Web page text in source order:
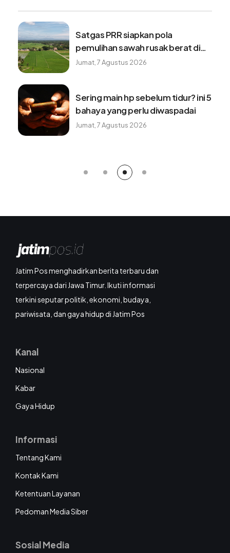
Satgas PRR siapkan pola
pemulihan sawah rusak berat di
wilayah terdampak bencana
Jumat, 7 Agustus 2026
Sering main hp sebelum tidur? ini 5
bahaya yang perlu diwaspadai
Jumat, 7 Agustus 2026
Jatim Pos menghadirkan berita terbaru dan
terpercaya dari Jawa Timur. Ikuti informasi
terkini seputar politik, ekonomi, budaya,
pariwisata, dan gaya hidup di Jatim Pos
Kanal
Nasional
Kabar
Gaya Hidup
Informasi
Tentang Kami
Kontak Kami
Ketentuan Layanan
Pedoman Media Siber
Sosial Media